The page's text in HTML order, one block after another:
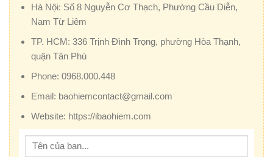
Hà Nội: Số 8 Nguyễn Cơ Thạch, Phường Cầu Diễn,
Nam Từ Liêm
TP. HCM: 336 Trịnh Đình Trọng, phường Hòa Thạnh,
quận Tân Phú
Phone: 0968.000.448
Email: baohiemcontact@gmail.com
Website: https://ibaohiem.com